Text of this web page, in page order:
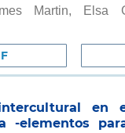
Martin, Elsa
en
-elementos